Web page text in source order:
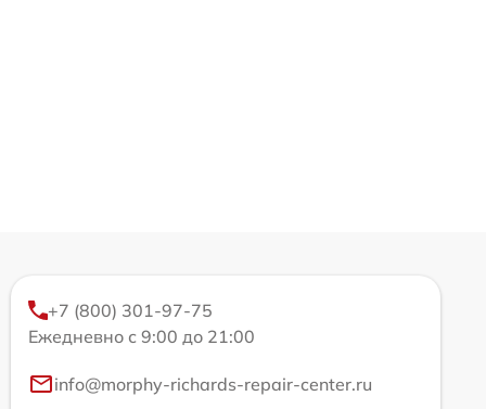
+7 (800) 301-97-75
Ежедневно с 9:00 до 21:00
info@morphy-richards-repair-center.ru